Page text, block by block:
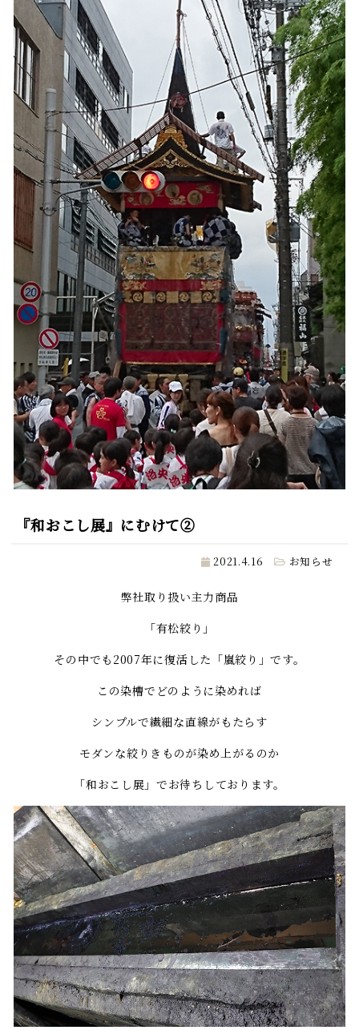
『和おこし展』にむけて②
2021.4.16 お知らせ
弊社取り扱い主力商品
「有松絞り」
その中でも2007年に復活した「嵐絞り」です。
この染槽でどのように染めれば
シンプルで繊細な直線がもたらす
モダンな絞りきものが染め上がるのか
「和おこし展」でお待ちしております。